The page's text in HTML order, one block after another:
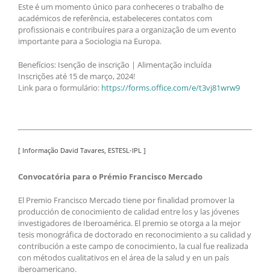
Este é um momento único para conheceres o trabalho de
académicos de referência, estabeleceres contatos com
profissionais e contribuíres para a organização de um evento
importante para a Sociologia na Europa.
Benefícios: Isenção de inscrição | Alimentação incluída
Inscrições até 15 de março, 2024!
Link para o formulário: https://forms.office.com/e/t3vj81wrw9
[ Informação David Tavares, ESTESL-IPL ]
Convocatória para o Prémio Francisco Mercado
El Premio Francisco Mercado tiene por finalidad promover la
producción de conocimiento de calidad entre los y las jóvenes
investigadores de Iberoamérica. El premio se otorga a la mejor
tesis monográfica de doctorado en reconocimiento a su calidad y
contribución a este campo de conocimiento, la cual fue realizada
con métodos cualitativos en el área de la salud y en un país
iberoamericano.